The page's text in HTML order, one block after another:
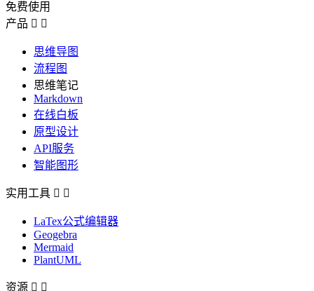
免费使用
产品  
思维导图
流程图
思维笔记
Markdown
在线白板
原型设计
API服务
智能图形
实用工具  
LaTex公式编辑器
Geogebra
Mermaid
PlantUML
资源  